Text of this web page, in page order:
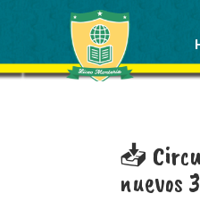
📥
nuevos